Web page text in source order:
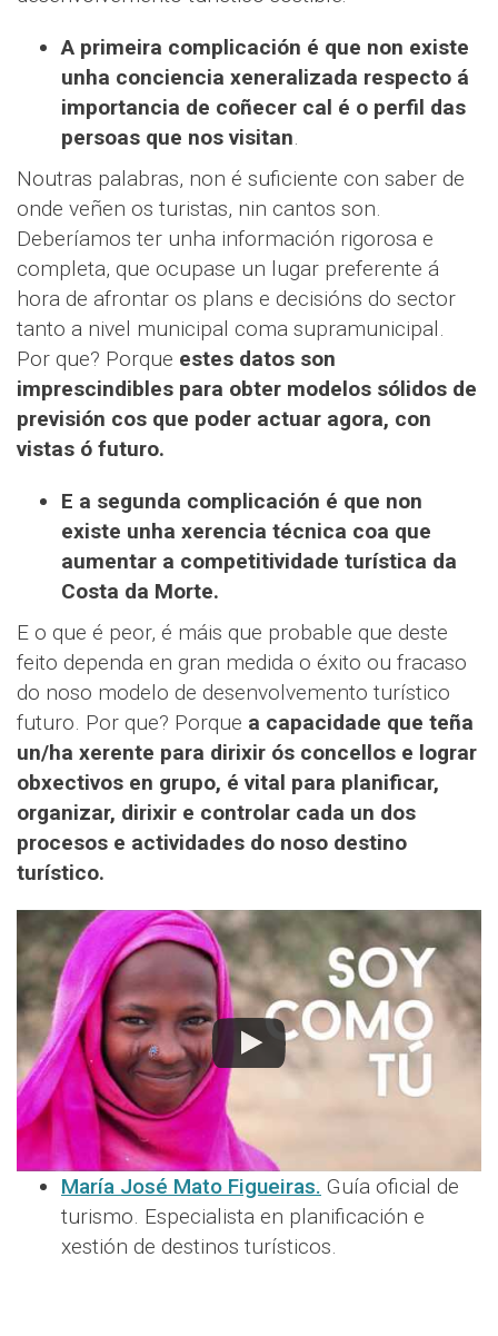
A primeira complicación é que non existe
unha conciencia xeneralizada respecto á
importancia de coñecer cal é o perfil das
persoas que nos visitan.
Noutras palabras, non é suficiente con saber de
onde veñen os turistas, nin cantos son.
Deberíamos ter unha información rigorosa e
completa, que ocupase un lugar preferente á
hora de afrontar os plans e decisións do sector
tanto a nivel municipal coma supramunicipal.
Por que? Porque estes datos son
imprescindibles para obter modelos sólidos de
previsión cos que poder actuar agora, con
vistas ó futuro.
E a segunda complicación é que non
existe unha xerencia técnica coa que
aumentar a competitividade turística da
Costa da Morte.
E o que é peor, é máis que probable que deste
feito dependa en gran medida o éxito ou fracaso
do noso modelo de desenvolvemento turístico
futuro. Por que? Porque a capacidade que teña
un/ha xerente para dirixir ós concellos e lograr
obxectivos en grupo, é vital para planificar,
organizar, dirixir e controlar cada un dos
procesos e actividades do noso destino
turístico.
María José Mato Figueiras. Guía oficial de
turismo. Especialista en planificación e
xestión de destinos turísticos.